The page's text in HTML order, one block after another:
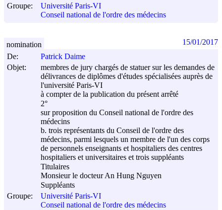
Groupe:
Université Paris-VI
Conseil national de l'ordre des médecins
De:
Patrick Daime
Objet:
membres de jury chargés de statuer sur les demandes de
délivrances de diplômes d'études spécialisées auprès de
l'université Paris-VI
à compter de la publication du présent arrêté
2°
sur proposition du Conseil national de l'ordre des
médecins
b. trois représentants du Conseil de l'ordre des
médecins, parmi lesquels un membre de l'un des corps
de personnels enseignants et hospitaliers des centres
hospitaliers et universitaires et trois suppléants
Titulaires
Monsieur le docteur An Hung Nguyen
Suppléants
Groupe:
Université Paris-VI
Conseil national de l'ordre des médecins
nomination 15/01/2017